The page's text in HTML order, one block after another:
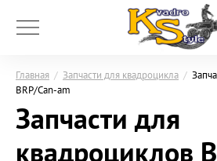
Главная / Запчасти для квадроцикла /
BRP/Can-am
Запчасти для
квадроциклов